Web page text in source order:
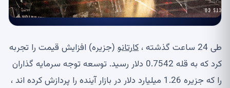
طی 24 ساعت گذشته ، کارتانو (جزیره) افزایش قیمت را تجربه
کرد که به قله 0.7542 دلار رسید. توسعه توجه سرمایه گذاران
را که جزیره 1.26 میلیارد دلار در بازار آینده را پردازش کرده اند ،